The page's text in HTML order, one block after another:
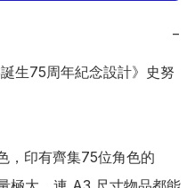
−
，印有齊集75位角色的